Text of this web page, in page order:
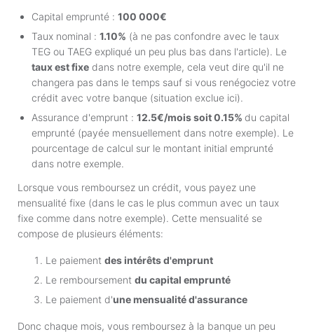
Capital emprunté : 100 000€
Taux nominal : 1.10% (à ne pas confondre avec le taux
TEG ou TAEG expliqué un peu plus bas dans l'article). Le
taux est fixe dans notre exemple, cela veut dire qu'il ne
changera pas dans le temps sauf si vous renégociez votre
crédit avec votre banque (situation exclue ici).
Assurance d'emprunt : 12.5€/mois soit 0.15% du capital
emprunté (payée mensuellement dans notre exemple). Le
pourcentage de calcul sur le montant initial emprunté
dans notre exemple.
Lorsque vous remboursez un crédit, vous payez une
mensualité fixe (dans le cas le plus commun avec un taux
fixe comme dans notre exemple). Cette mensualité se
compose de plusieurs éléments:
Le paiement des intérêts d'emprunt
Le remboursement du capital emprunté
Le paiement d'une mensualité d'assurance
Donc chaque mois, vous remboursez à la banque un peu